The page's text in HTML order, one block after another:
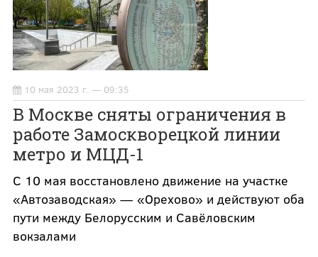
10 мая 2023 г. — 09:35
В Москве сняты ограничения в
работе Замоскворецкой линии
метро и МЦД-1
С 10 мая восстановлено движение на участке
«Автозаводская» — «Орехово» и действуют оба
пути между Белорусским и Савёловским
вокзалами